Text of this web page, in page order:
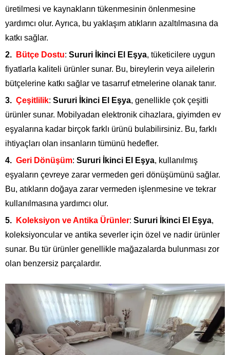
üretilmesi ve kaynakların tükenmesinin önlenmesine
yardımcı olur. Ayrıca, bu yaklaşım atıkların azaltılmasına da
katkı sağlar.
Bütçe Dostu: Sururi İkinci El Eşya, tüketicilere uygun
fiyatlarla kaliteli ürünler sunar. Bu, bireylerin veya ailelerin
bütçelerine katkı sağlar ve tasarruf etmelerine olanak tanır.
Çeşitlilik: Sururi İkinci El Eşya, genellikle çok çeşitli
ürünler sunar. Mobilyadan elektronik cihazlara, giyimden ev
eşyalarına kadar birçok farklı ürünü bulabilirsiniz. Bu, farklı
ihtiyaçları olan insanların tümünü hedefler.
Geri Dönüşüm: Sururi İkinci El Eşya, kullanılmış
eşyaların çevreye zarar vermeden geri dönüşümünü sağlar.
Bu, atıkların doğaya zarar vermeden işlenmesine ve tekrar
kullanılmasına yardımcı olur.
Koleksiyon ve Antika Ürünler: Sururi İkinci El Eşya,
koleksiyoncular ve antika severler için özel ve nadir ürünler
sunar. Bu tür ürünler genellikle mağazalarda bulunması zor
olan benzersiz parçalardır.